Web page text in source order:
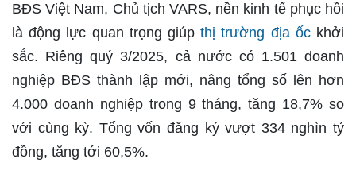
BĐS Việt Nam, Chủ tịch VARS, nền kinh tế phục hồi
là động lực quan trọng giúpthị trường địa ốckhởi
sắc. Riêng quý 3/2025, cả nước có 1.501 doanh
nghiệp BĐS thành lập mới, nâng tổng số lên hơn
4.000 doanh nghiệp trong 9 tháng, tăng 18,7% so
với cùng kỳ. Tổng vốn đăng ký vượt 334 nghìn tỷ
đồng, tăng tới 60,5%.